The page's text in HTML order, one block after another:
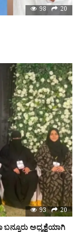
98 20
93 20
ಅಧ್ಯಕ್ಷೆಯಾಗಿ